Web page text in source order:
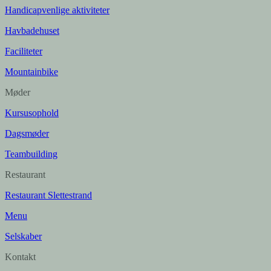
Handicapvenlige aktiviteter
Havbadehuset
Faciliteter
Mountainbike
Møder
Kursusophold
Dagsmøder
Teambuilding
Restaurant
Restaurant Slettestrand
Menu
Selskaber
Kontakt